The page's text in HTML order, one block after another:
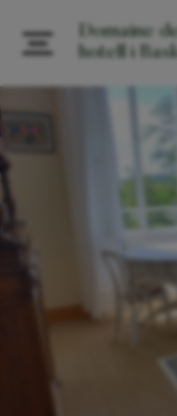
Domaine
hotell i